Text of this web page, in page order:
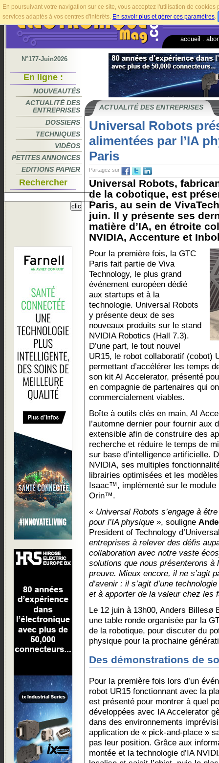
En poursuivant votre navigation sur ce site, vous acceptez l'utilisation de
services adaptés à vos centres d'intérêts. En savoir plus et gérer ces paramètres.
accueil
N°177-Juin2026
En ligne :
NOUVEAUTÉS
ACTUALITÉ DES
ENTREPRISES
DOSSIERS
TECHNIQUES
VIDÉOS
PETITES ANNONCES
EDITIONS PAPIER
Rechercher
ACTUALITÉ DES ENTREPRISES
Universal Robots
alimentées par l’IA
Paris
Partagez sur
Universal Robots,
de la cobotique, est
Paris, au sein de
juin. Il y présente ses
matière d’IA, en étroite
NVIDIA, Accenture et
Pour la première fois, la GTC
Paris fait partie de Viva
Technology, le plus grand
événement européen dédié
aux startups et à la
technologie. Universal Robots
y présente deux de ses
nouveaux produits sur le stand
NVIDIA Robotics (Hall 7.3).
D’une part, le tout nouvel
UR15, le robot collaboratif (cobot)
permettant d’accélérer les temps
son kit AI Accelerator, présenté
en compagnie de partenaires qui
commercialement viables.
Boîte à outils clés en main, AI
l’automne dernier pour fournir aux
extensible afin de construire des
recherche et réduire le temps de
sur base d’intelligence artificielle.
NVIDIA, ses multiples
librairies optimisées et les
Isaac™, implémenté sur le module
Orin™.
« Universal Robots s’engage à
pour l’IA physique », souligne
President of Technology
entreprises à relever des défis
collaboration avec notre vaste
solutions que nous présenterons à
preuve. Mieux encore, il ne s’agit
d’avenir : il s’agit d’une
et à apporter de la valeur chez les
Le 12 juin à 13h00, Anders Billesø
une table ronde organisée par la
de la robotique, pour discuter du
physique pour la prochaine
Des démonstrations de
Pour la première fois lors d’un
robot UR15 fonctionnant avec la
est présenté pour montrer à quel
développées avec IA Accelerator
dans des environnements
application de « pick-and-place »
pas leur position. Grâce aux
montée et la technologie d’IA